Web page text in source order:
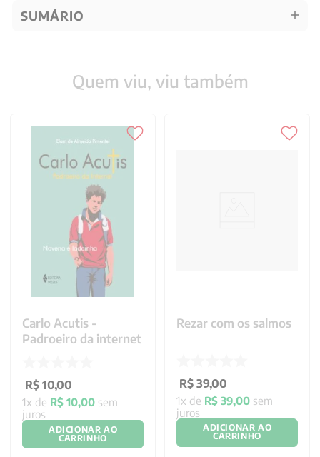
SUMÁRIO
Quem viu, viu também
Carlo Acutis -
Padroeiro da internet
R$ 10,00
1x de R$ 10,00 sem
juros
ADICIONAR AO
CARRINHO
Rezar com os salmos
R$ 39,00
1x de R$ 39,00 sem
juros
ADICIONAR AO
CARRINHO